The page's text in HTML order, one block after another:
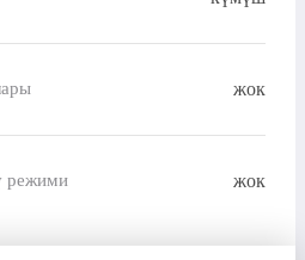
жок
режими жок